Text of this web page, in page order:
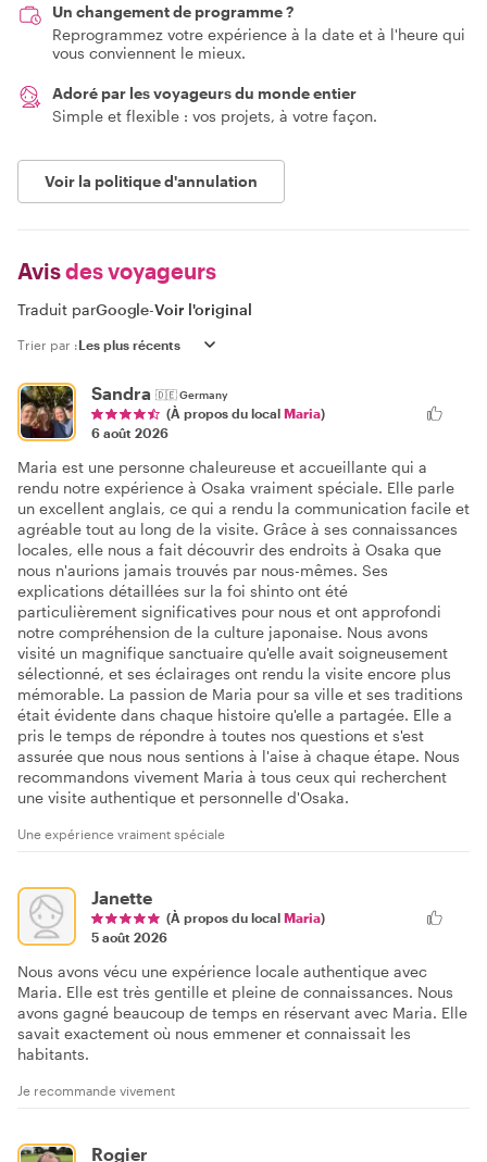
Un changement de programme ?
Reprogrammez votre expérience à la date et à l'heure qui
vous conviennent le mieux.
Adoré par les voyageurs du monde entier
Simple et flexible : vos projets, à votre façon.
Voir la politique d'annulation
Avisdes voyageurs
Traduit parGoogle-Voir l'original
Trier par :
Sandra 🇩🇪Germany
(À propos du local Maria)
6 août 2026
Maria est une personne chaleureuse et accueillante qui a
rendu notre expérience à Osaka vraiment spéciale. Elle parle
un excellent anglais, ce qui a rendu la communication facile et
agréable tout au long de la visite. Grâce à ses connaissances
locales, elle nous a fait découvrir des endroits à Osaka que
nous n'aurions jamais trouvés par nous-mêmes. Ses
explications détaillées sur la foi shinto ont été
particulièrement significatives pour nous et ont approfondi
notre compréhension de la culture japonaise. Nous avons
visité un magnifique sanctuaire qu'elle avait soigneusement
sélectionné, et ses éclairages ont rendu la visite encore plus
mémorable. La passion de Maria pour sa ville et ses traditions
était évidente dans chaque histoire qu'elle a partagée. Elle a
pris le temps de répondre à toutes nos questions et s'est
assurée que nous nous sentions à l'aise à chaque étape. Nous
recommandons vivement Maria à tous ceux qui recherchent
une visite authentique et personnelle d'Osaka.
Une expérience vraiment spéciale
Janette
(À propos du local Maria)
5 août 2026
Nous avons vécu une expérience locale authentique avec
Maria. Elle est très gentille et pleine de connaissances. Nous
avons gagné beaucoup de temps en réservant avec Maria. Elle
savait exactement où nous emmener et connaissait les
habitants.
Je recommande vivement
Rogier